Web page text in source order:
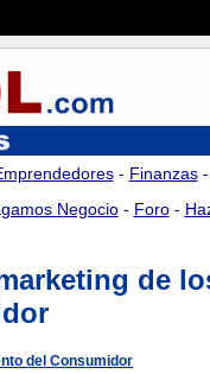
- Finanzas
Negocio- Foro-
de
del Consumidor